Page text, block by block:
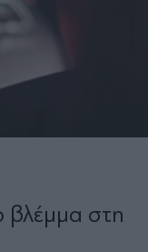
βλέμμα στη